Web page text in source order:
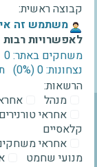
קבוצה ראשית:
‫משתמש זה
לאפשרויות רבות
משחקים באתר: 0
נצחונות: 0 ‫(0%)‬
הרשאות:
מנהל
אחראי טורנירים
קלאסיים
אחראי
מנועי שחמט